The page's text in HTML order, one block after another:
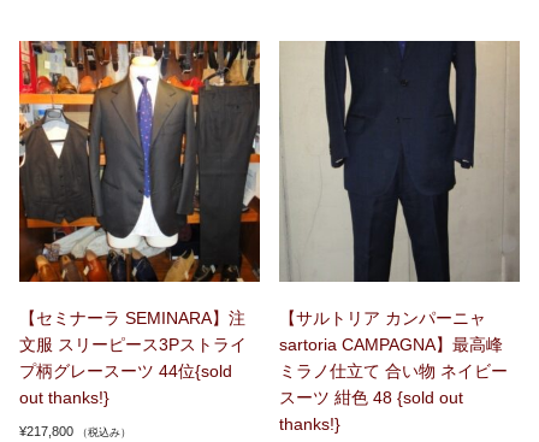
【セミナーラ SEMINARA】注
文服 スリーピース3Pストライ
プ柄グレースーツ 44位{sold
out thanks!}
¥217,800 （税込み）
【サルトリア カンパーニャ
sartoria CAMPAGNA】最高峰
ミラノ仕立て 合い物 ネイビー
スーツ 紺色 48 {sold out
thanks!}